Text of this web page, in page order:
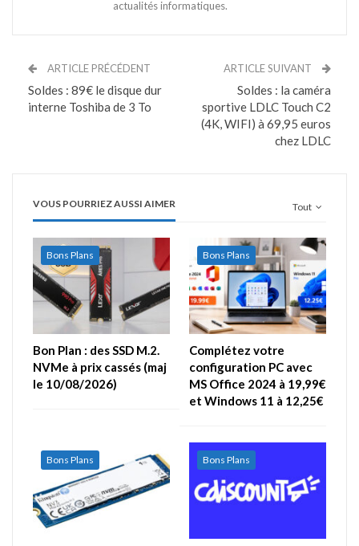
actualités informatiques.
ARTICLE PRÉCÉDENT
Soldes : 89€ le disque dur
interne Toshiba de 3 To
ARTICLE SUIVANT
Soldes : la caméra
sportive LDLC Touch C2
(4K, WIFI) à 69,95 euros
chez LDLC
Tout
VOUS POURRIEZ AUSSI AIMER
Bons Plans
Bon Plan : des SSD M.2.
NVMe à prix cassés (maj
le 10/08/2026)
Bons Plans
Complétez votre
configuration PC avec
MS Office 2024 à 19,99€
et Windows 11 à 12,25€
Bons Plans Bons Plans